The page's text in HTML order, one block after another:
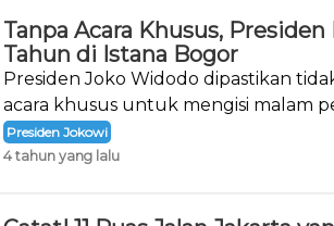
Tanpa Acara Khusus,
Tahun di Istana Bogor
Presiden Joko Widodo dipastikan
acara khusus untuk mengisi malam
Presiden Jokowi
4 tahun yang lalu